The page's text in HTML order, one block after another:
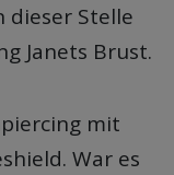
dieser Stelle
Janets Brust.
mit
War es